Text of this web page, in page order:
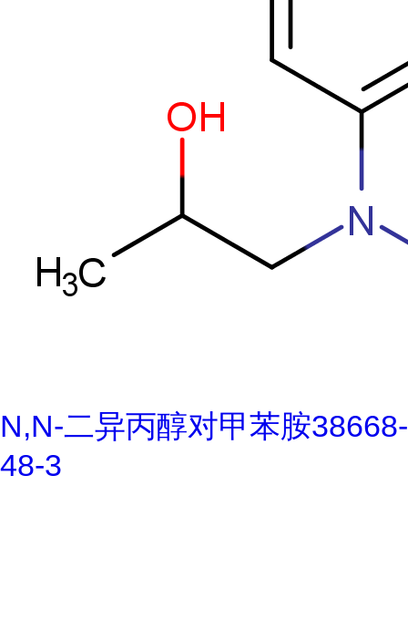
N,N-二异丙醇对甲苯胺38668-
48-3